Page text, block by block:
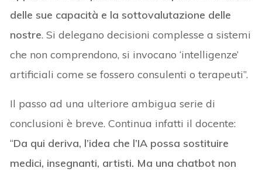
delle sue capacità e la sottovalutazione delle
nostre. Si delegano decisioni complesse a sistemi
che non comprendono, si invocano ‘intelligenze’
artificiali come se fossero consulenti o terapeuti”.
Il passo ad una ulteriore ambigua serie di
conclusioni è breve. Continua infatti il docente:
“Da qui deriva, l’idea che l’IA possa sostituire
medici, insegnanti, artisti. Ma una chatbot non